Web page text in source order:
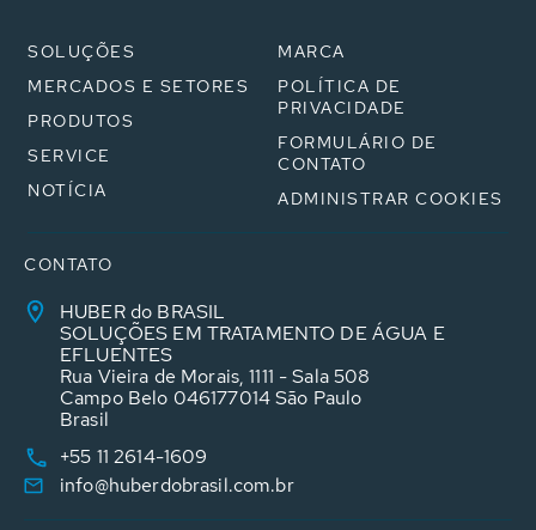
SOLUÇÕES
MERCADOS E SETORES
PRODUTOS
SERVICE
NOTÍCIA
MARCA
POLÍTICA DE
PRIVACIDADE
FORMULÁRIO DE
CONTATO
ADMINISTRAR COOKIES
CONTATO
HUBER do BRASIL
SOLUÇÕES EM TRATAMENTO DE ÁGUA E
EFLUENTES
Rua Vieira de Morais, 1111 - Sala 508
Campo Belo 046177014 São Paulo
Brasil
+55 11 2614-1609
info@huberdobrasil.com.br